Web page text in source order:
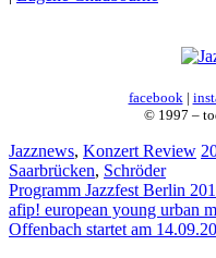
facebook |
© 1997 –
Kategorien
Jazznews, Konzert Review
Saarbrücken, Schröder
Programm Jazzfest Berlin
afip! european young urban
Offenbach startet am